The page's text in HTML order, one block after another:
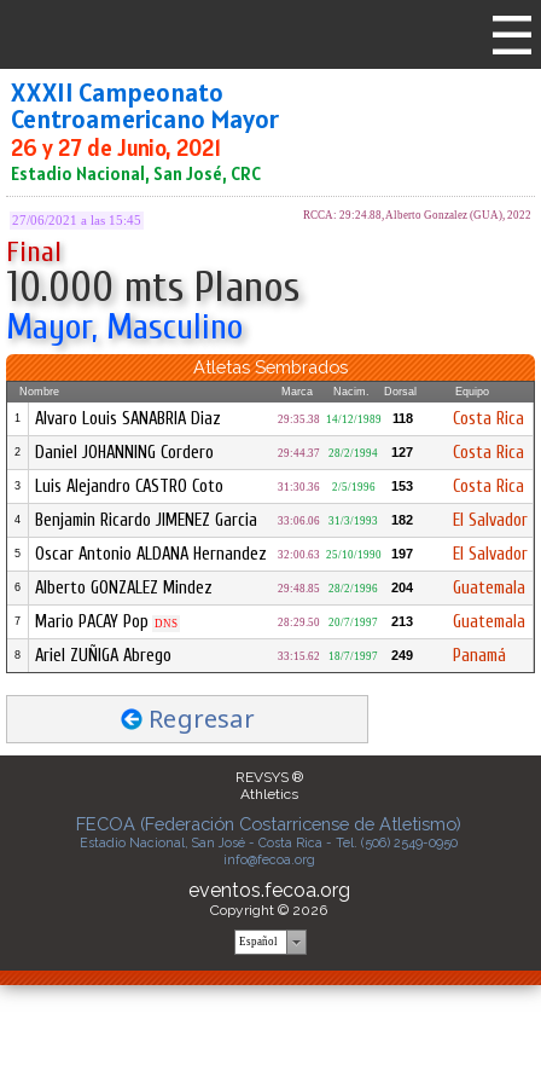
XXXII Campeonato
Centroamericano Mayor
26 y 27 de Junio, 2021
Estadio Nacional, San José, CRC
27/06/2021 a las 15:45 RCCA: 29:24.88, Alberto Gonzalez (GUA), 2022
Final
10.000 mts Planos
Mayor, Masculino
Atletas Sembrados
Nombre Marca Nacim. Dorsal Equipo
1 Alvaro Louis SANABRIA Diaz 29:35.38 14/12/1989 118 Costa Rica
2 Daniel JOHANNING Cordero 29:44.37 28/2/1994 127 Costa Rica
3 Luis Alejandro CASTRO Coto 31:30.36 2/5/1996 153 Costa Rica
4 Benjamin Ricardo JIMENEZ Garcia 33:06.06 31/3/1993 182 El Salvador
5 Oscar Antonio ALDANA Hernandez 32:00.63 25/10/1990 197 El Salvador
6 Alberto GONZALEZ Mindez 29:48.85 28/2/1996 204 Guatemala
7 Mario PACAY Pop DNS 28:29.50 20/7/1997 213 Guatemala
8 Ariel ZUÑIGA Abrego 33:15.62 18/7/1997 249 Panamá
Regresar
REVSYS ®
Athletics
FECOA (Federación Costarricense de Atletismo)
Estadio Nacional, San José - Costa Rica - Tel. (506) 2549-0950
info@fecoa.org
eventos.fecoa.org
Copyright © 2026